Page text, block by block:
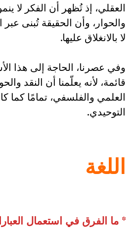
العقلي، إذ تُظهر أن الفكر لا
والحوار، وأن الحقيقة تُبنى عبر
لا بالانغلاق عليها.
وفي عصرنا، الحاجة إلى هذا
قائمة، لأنه يعلّمنا أن النقد
العلمي والفلسفي، تمامًا كما
التوحيدي.
اللغة
* ما الفرق في استعمال